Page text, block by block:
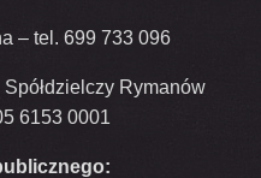
– tel. 699 733 096
Spółdzielczy Rymanów
6153 0001